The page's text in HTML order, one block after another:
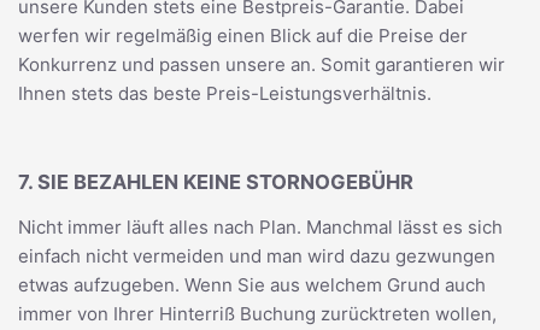
unsere Kunden stets eine Bestpreis-Garantie. Dabei
werfen wir regelmäßig einen Blick auf die Preise der
Konkurrenz und passen unsere an. Somit garantieren wir
Ihnen stets das beste Preis-Leistungsverhältnis.
7. SIE BEZAHLEN KEINE STORNOGEBÜHR
Nicht immer läuft alles nach Plan. Manchmal lässt es sich
einfach nicht vermeiden und man wird dazu gezwungen
etwas aufzugeben. Wenn Sie aus welchem Grund auch
immer von Ihrer Hinterriß Buchung zurücktreten wollen,